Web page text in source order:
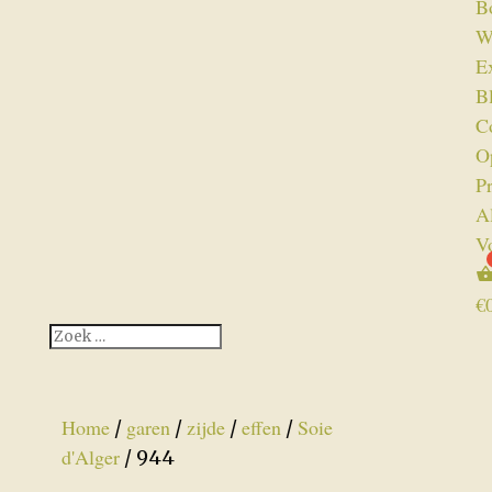
€
Home/ garen/zijde/effen/ Soie
d'Alger/ 944